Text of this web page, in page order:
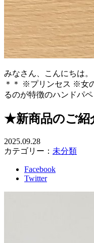
みなさん、こんにちは
＊＊ ※プリンセス ※女
るのが特徴のハンドパ
★新商品のご
2025.09.28
カテゴリー： 未分類
Facebook
Twitter